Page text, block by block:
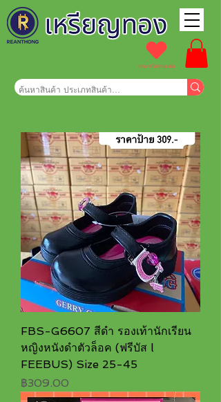
รายการโปรดของฉัน
FBS-G6607 สีดำ รองเท้านักเรียน
หญิงหนังดำตัวล็อค (ฟรีบัส l
FEEBUS) Size 25-45
ราคา
฿309.00